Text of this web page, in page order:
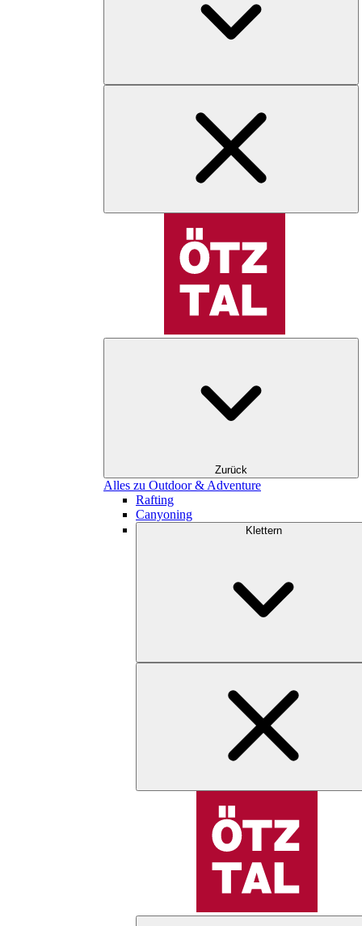
Zurück
Alles zu Outdoor & Adventure
Rafting
Canyoning
Klettern